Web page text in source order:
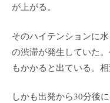
が上がる。
そのハイテンションに
の渋滞が発生していた
もかかると出ている。
しかも出発から30分後